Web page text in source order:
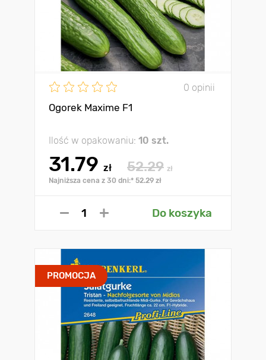
0 opinii
Ogorek Maxime F1
Ilość w opakowaniu: 10 szt.
31.79 zł 52.29 zł
Najniższa cena z 30 dni:* 52.29 zł
Do koszyka
PROMOCJA